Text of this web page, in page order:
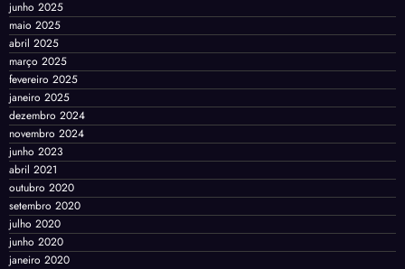
junho 2025
maio 2025
abril 2025
março 2025
fevereiro 2025
janeiro 2025
dezembro 2024
novembro 2024
junho 2023
abril 2021
outubro 2020
setembro 2020
julho 2020
junho 2020
janeiro 2020